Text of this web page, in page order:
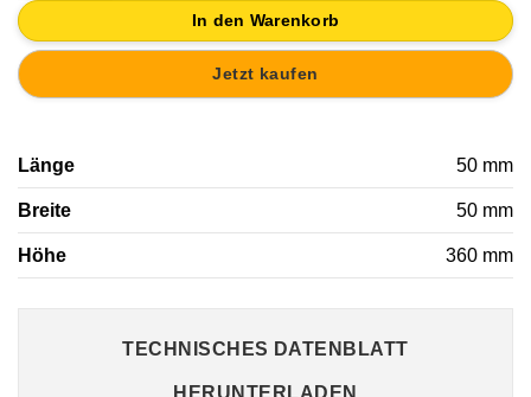
In den Warenkorb
Jetzt kaufen
Länge 50 mm
Breite 50 mm
Höhe 360 mm
TECHNISCHES DATENBLATT
HERUNTERLADEN